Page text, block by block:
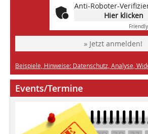
Anti-Roboter-
Hier klicken
Friendly
» Jetzt anmelden!
Beispiele, Hinweise: Datenschutz, Analyse,
Events/Termine